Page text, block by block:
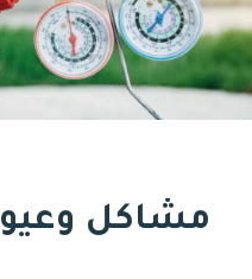
مشاكل